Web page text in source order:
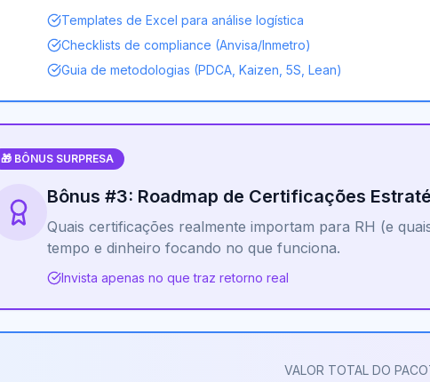
Templates de Excel para análise logística
Checklists de compliance (Anvisa/Inmetro)
Guia de metodologias (PDCA, Kaizen, 5S, Lean)
🎁 BÔNUS SURPRESA
Bônus #3: Roadmap de Certificações
Quais certificações realmente importam para RH (e
tempo e dinheiro focando no que funciona.
Invista apenas no que traz retorno real
VALOR TOTAL DO